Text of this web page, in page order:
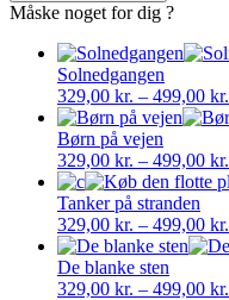
Måske noget for dig ?
Solnedgangen
329,00 kr. – 499,00 kr.
Børn på vejen
329,00 kr. – 499,00 kr.
Tanker på stranden
329,00 kr. – 499,00 kr.
De blanke sten
329,00 kr. – 499,00 kr.